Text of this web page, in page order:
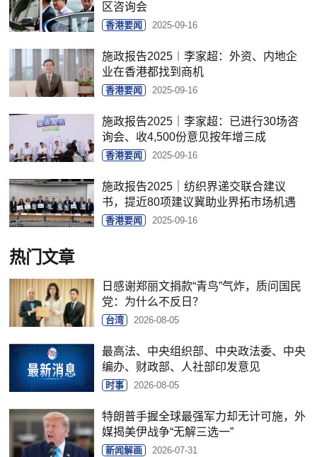
区咨询会
香港要闻 2025-09-16
施政报告2025︱李家超：外资、内地企
业在香港都找到商机
香港要闻 2025-09-16
施政报告2025｜李家超：已进行30场咨
询会、收4,500份意见按年增三成
香港要闻 2025-09-16
施政报告2025｜纺织界递交联合建议
书，提近80项建议冀助业界拓市场机遇
香港要闻 2025-09-16
热门文章
日感谢郑丽文捐款“青鸟”气炸，质问国民
党：为什么不反日？
台湾 2026-08-05
最高法、中央组织部、中央政法委、中央
编办、财政部、人社部印发意见
时事 2026-08-05
特朗普手握全球最强军力却无计可施，外
媒揭美伊战争“无解三选一”
新闻解画 2026-07-31